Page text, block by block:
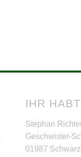
IHR
Stephan
Geschwister-
01987